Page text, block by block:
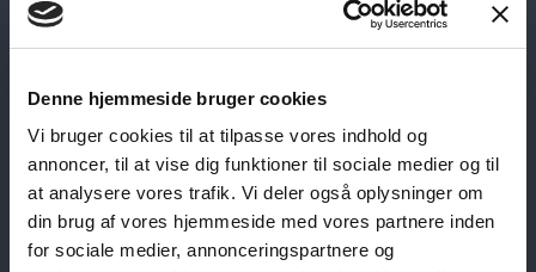
Denne hjemmeside bruger cookies
Vi bruger cookies til at tilpasse vores indhold og
annoncer, til at vise dig funktioner til sociale medier og til
at analysere vores trafik. Vi deler også oplysninger om
din brug af vores hjemmeside med vores partnere inden
for sociale medier, annonceringspartnere og
Busy Feet spiller musik til julefrokost, firmafest,
konferencer, kongresser, årsmøder m.m.
jubilæumsfest eller lignende, og kan medarbejderne
lide at komme på dansegulvet?
Så har vi musikken, der får alle op af stolene.